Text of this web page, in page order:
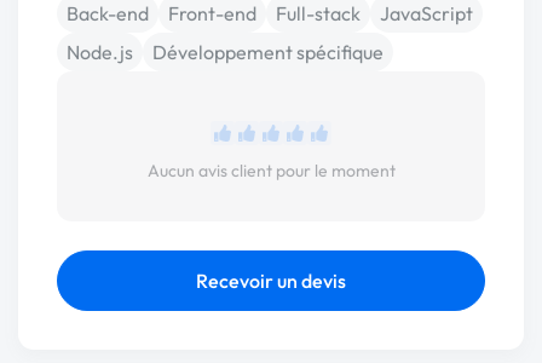
Back-end Front-end Full-stack
JavaScript
Node.js
Développement spécifique
Aucun avis client pour le moment
Recevoir un devis